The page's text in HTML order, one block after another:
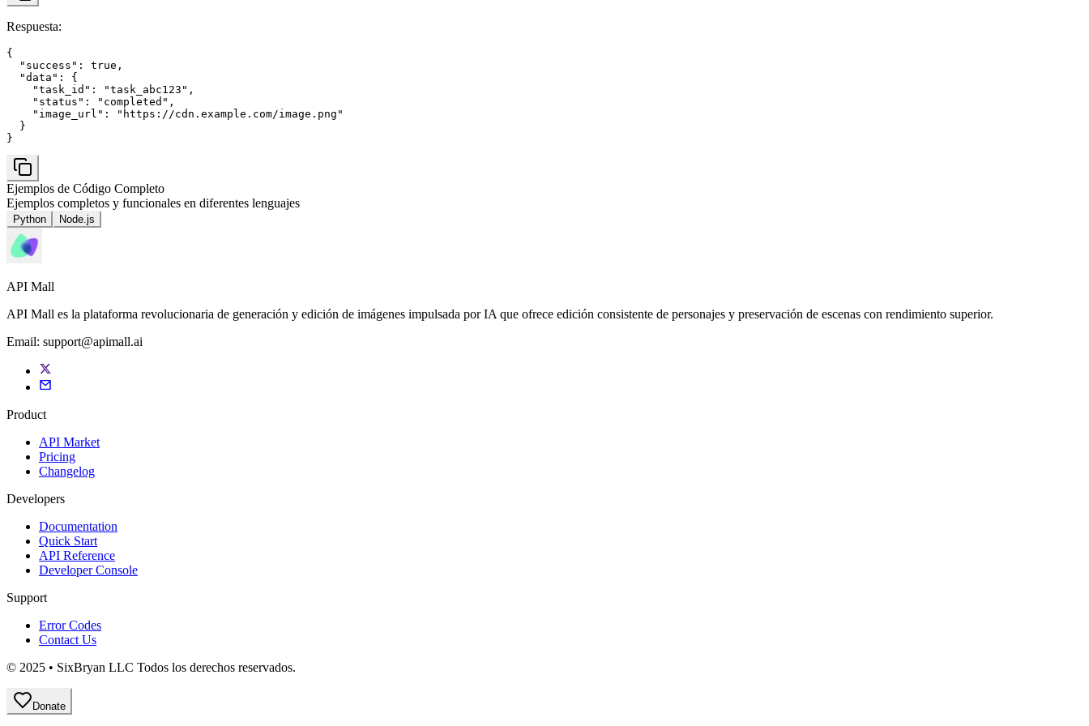
Respuesta:
{
  "success": true,
  "data": {
    "task_id": "task_abc123",
    "status": "completed",
    "image_url": "https://cdn.example.com/image.png"
  }
}
Ejemplos de Código Completo
Ejemplos completos y funcionales en diferentes lenguajes
Python Node.js
API Mall
API Mall es la plataforma revolucionaria de generación y edición de imágenes impulsada por IA que ofrece edición consistente de personajes y preservación de escenas con rendimiento superior.
Email: support@apimall.ai
Product
API Market
Pricing
Changelog
Developers
Documentation
Quick Start
API Reference
Developer Console
Support
Error Codes
Contact Us
© 2025 • SixBryan LLC Todos los derechos reservados.
Donate